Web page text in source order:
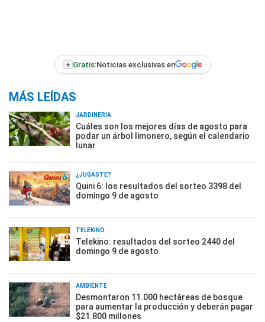
+ Gratis:Noticias exclusivas en
MÁS LEÍDAS
JARDINERÍA
Cuáles son los mejores días de agosto para
podar un árbol limonero, según el calendario
lunar
¿JUGASTE?
Quini 6: los resultados del sorteo 3398 del
domingo 9 de agosto
TELEKINO
Telekino: resultados del sorteo 2440 del
domingo 9 de agosto
AMBIENTE
Desmontaron 11.000 hectáreas de bosque
para aumentar la producción y deberán pagar
$21.800 millones